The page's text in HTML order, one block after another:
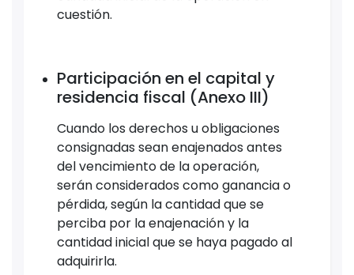
cuestión.
Participación en el capital y
residencia fiscal (Anexo III)
Cuando los derechos u obligaciones
consignadas sean enajenados antes
del vencimiento de la operación,
serán considerados como ganancia o
pérdida, según la cantidad que se
perciba por la enajenación y la
cantidad inicial que se haya pagado al
adquirirla.